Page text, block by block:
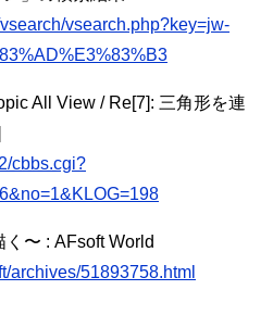
vsearch.php?key=jw-
All View / Re[7]: 三角形を連
cbbs.cgi?
〜 : AFsoft World
archives/51893758.html